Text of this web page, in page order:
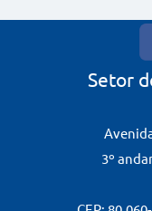
Setor
3º